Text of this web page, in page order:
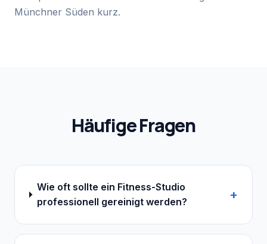
Münchner Süden kurz.
Häufige Fragen
Wie oft sollte ein Fitness-Studio
professionell gereinigt werden?
+